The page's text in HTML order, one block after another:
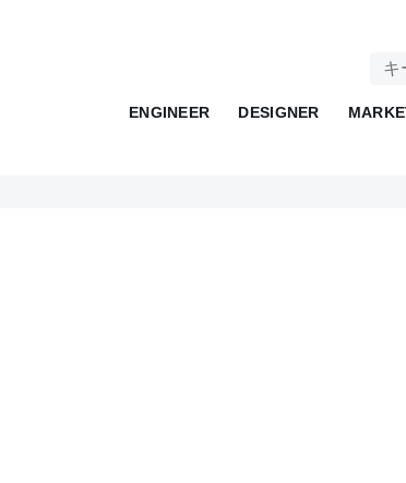
ENGINEER DESIGNER